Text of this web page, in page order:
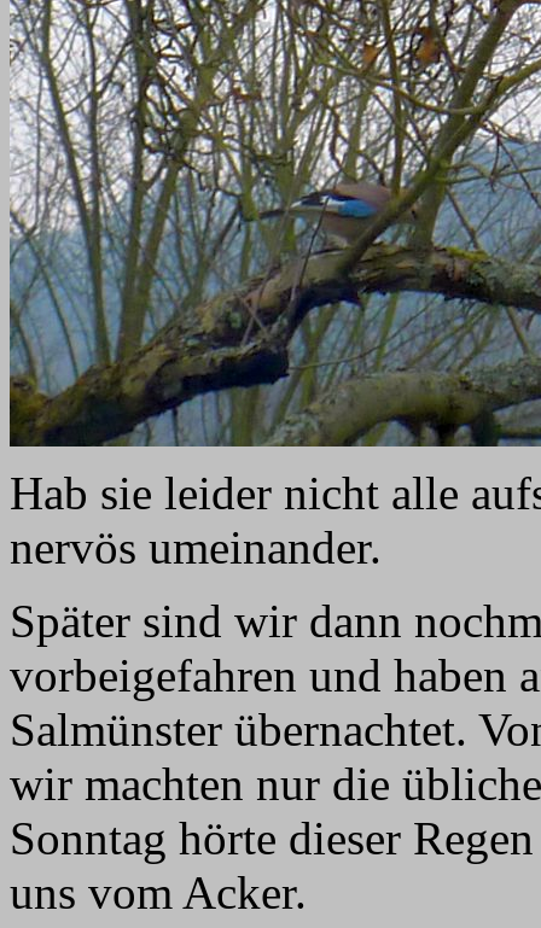
Hab sie leider nicht alle
nervös umeinander.
Später sind wir dann
vorbeigefahren und haben
Salmünster übernachtet.
wir machten nur die
Sonntag hörte dieser
uns vom Acker.